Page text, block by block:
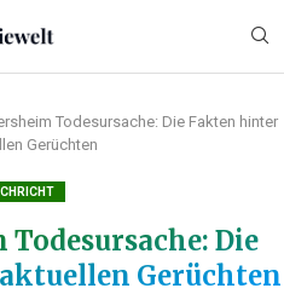
Todesursache: Die Fakten hinter
Gerüchten
Die
Gerüchten